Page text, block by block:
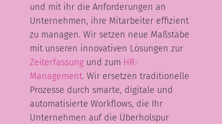
und mit ihr die Anforderungen an
Unternehmen, ihre Mitarbeiter effizient
zu managen. Wir setzen neue Maßstäbe
mit unseren innovativen Lösungen zur
Zeiterfassung und zum HR-
Management. Wir ersetzen traditionelle
Prozesse durch smarte, digitale und
automatisierte Workflows, die Ihr
Unternehmen auf die Überholspur